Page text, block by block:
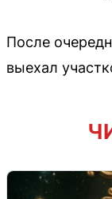
После
выехал